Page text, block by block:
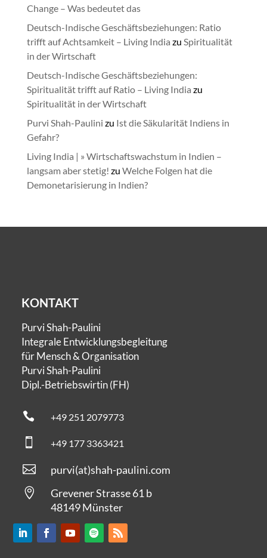
Change – Was bedeutet das
Deutsch-Indische Geschäftsbeziehungen: Ratio
trifft auf Achtsamkeit – Living India zu Spiritualität
in der Wirtschaft
Deutsch-Indische Geschäftsbeziehungen:
Spiritualität trifft auf Ratio – Living India zu
Spiritualität in der Wirtschaft
Purvi Shah-Paulini zu Ist die Säkularität Indiens in
Gefahr?
Living India | » Wirtschaftswachstum in Indien –
langsam aber stetig! zu Welche Folgen hat die
Demonetarisierung in Indien?
KONTAKT
Purvi Shah-Paulini
Integrale Entwicklungsbegleitung
für Mensch & Organisation
Purvi Shah-Paulini
Dipl.-Betriebswirtin (FH)
 +49 251 2079773
 +49 177 3363421
 purvi(at)shah-paulini.com

Grevener Strasse 61 b
48149 Münster